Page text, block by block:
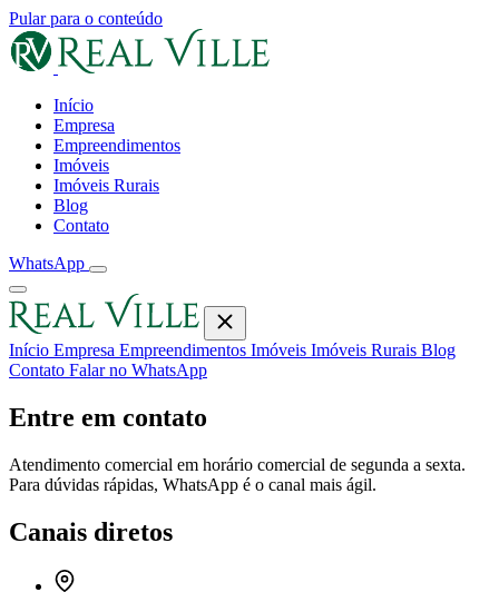
Pular para o conteúdo
Início
Empresa
Empreendimentos
Imóveis
Imóveis Rurais
Blog
Contato
WhatsApp
Início Empresa Empreendimentos Imóveis Imóveis Rurais Blog
Contato Falar no WhatsApp
Entre em contato
Atendimento comercial em horário comercial de segunda a sexta.
Para dúvidas rápidas, WhatsApp é o canal mais ágil.
Canais diretos